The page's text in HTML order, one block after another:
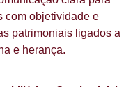
com objetividade e
patrimoniais ligados a
e herança.